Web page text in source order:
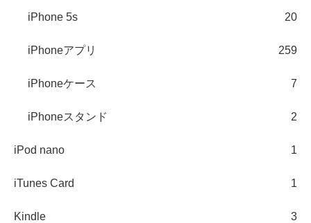
iPhone 5s 20
iPhoneアプリ 259
iPhoneケース 7
iPhoneスタンド 2
iPod nano 1
iTunes Card 1
Kindle 3